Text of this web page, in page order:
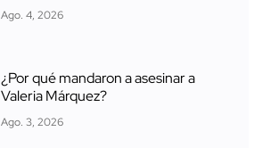
Ago. 4, 2026
¿Por qué mandaron a asesinar a
Valeria Márquez?
Ago. 3, 2026